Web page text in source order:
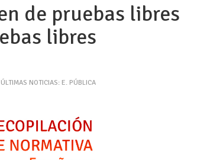
de pruebas libres
libres
ÚLTIMAS NOTICIAS: E. PÚBLICA